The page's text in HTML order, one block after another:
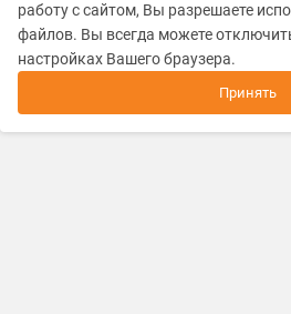
работу с сайтом, Вы разрешаете
файлов. Вы всегда можете
настройках Вашего браузера.
Принять